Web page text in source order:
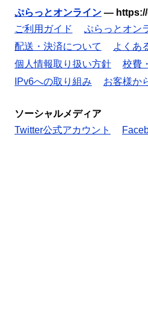
ぷらっとオンライン —
ご利用ガイド
ぷらっとオン
配送・決済について
よくあ
個人情報取り扱い方針
校費
IPv6への取り組み
お客様か
ソーシャルメディア
Twitter公式アカウント